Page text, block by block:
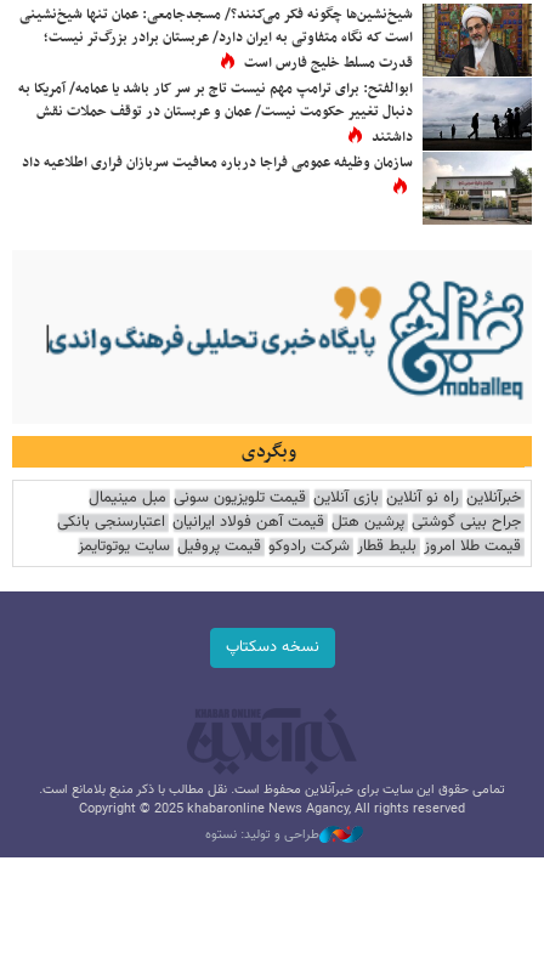
شیخ‌نشین‌ها چگونه فکر می‌کنند؟/ مسجدجامعی: عمان تنها شیخ‌نشینی
است که نگاه متفاوتی به ایران دارد/ عربستان برادر بزرگ‌تر نیست؛
قدرت مسلط خلیج فارس است
ابوالفتح: برای ترامپ مهم نیست تاج بر سر کار باشد یا عمامه/ آمریکا به
دنبال تغییر حکومت نیست/ عمان و عربستان در توقف حملات نقش
داشتند
سازمان وظیفه عمومی فراجا درباره معافیت سربازان فراری اطلاعیه داد
وبگردی
خبرآنلاین راه نو آنلاین بازی آنلاین قیمت تلویزیون سونی مبل مینیمال
جراح بینی گوشتی پرشین هتل قیمت آهن فولاد ایرانیان اعتبارسنجی بانکی
قیمت طلا امروز بلیط قطار شرکت رادوکو قیمت پروفیل سایت یوتوتایمز
نسخه دسکتاپ
تمامی حقوق این سایت برای خبرآنلاین محفوظ است. نقل مطالب با ذکر منبع بلامانع است.
Copyright © 2025 khabaronline News Agancy, All rights reserved
طراحی و تولید: نستوه